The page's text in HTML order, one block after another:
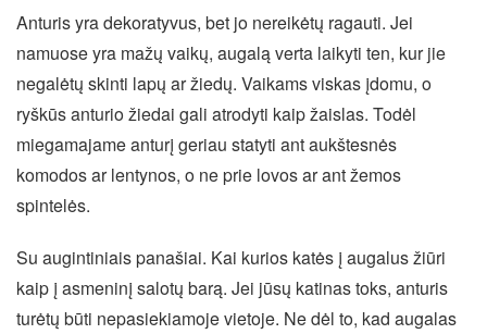
Anturis yra dekoratyvus, bet jo nereikėtų ragauti. Jei
namuose yra mažų vaikų, augalą verta laikyti ten, kur jie
negalėtų skinti lapų ar žiedų. Vaikams viskas įdomu, o
ryškūs anturio žiedai gali atrodyti kaip žaislas. Todėl
miegamajame anturį geriau statyti ant aukštesnės
komodos ar lentynos, o ne prie lovos ar ant žemos
spintelės.
Su augintiniais panašiai. Kai kurios katės į augalus žiūri
kaip į asmeninį salotų barą. Jei jūsų katinas toks, anturis
turėtų būti nepasiekiamoje vietoje. Ne dėl to, kad augalas